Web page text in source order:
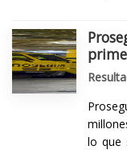
lo que